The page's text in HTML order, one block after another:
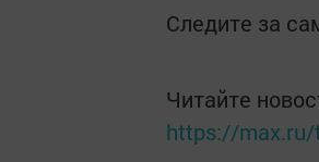
Следите за
Читайте
https://